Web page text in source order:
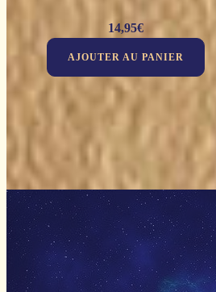
14,95€
AJOUTER AU PANIER